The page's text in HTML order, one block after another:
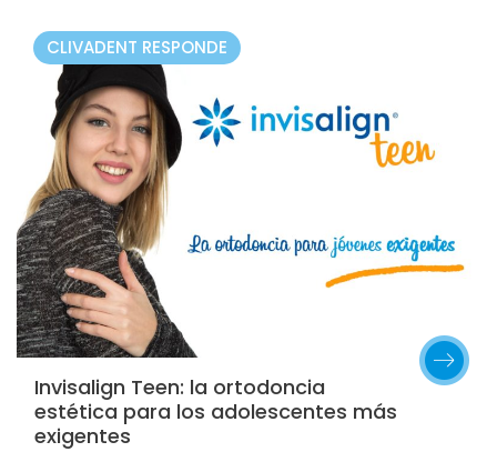
CLIVADENT RESPONDE
Invisalign Teen: la ortodoncia
estética para los adolescentes más
exigentes